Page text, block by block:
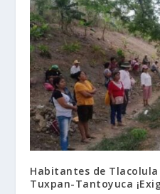
Habitantes de
Tuxpan-Tantoyuca